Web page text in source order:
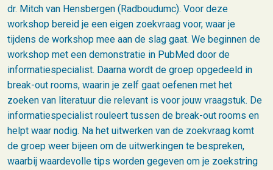
dr. Mitch van Hensbergen (Radboudumc). Voor deze
workshop bereid je een eigen zoekvraag voor, waar je
tijdens de workshop mee aan de slag gaat. We beginnen de
workshop met een demonstratie in PubMed door de
informatiespecialist. Daarna wordt de groep opgedeeld in
break-out rooms, waarin je zelf gaat oefenen met het
zoeken van literatuur die relevant is voor jouw vraagstuk. De
informatiespecialist rouleert tussen de break-out rooms en
helpt waar nodig. Na het uitwerken van de zoekvraag komt
de groep weer bijeen om de uitwerkingen te bespreken,
waarbij waardevolle tips worden gegeven om je zoekstring